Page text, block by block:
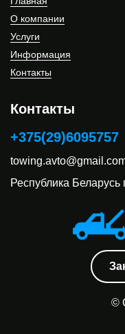
О компании
Услуги
Информация
Контакты
Контакты
+375(29)6095757
Республика Беларусь
©